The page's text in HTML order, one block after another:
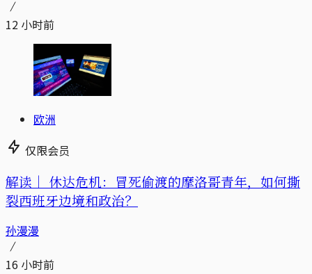
12 小时前
欧洲
仅限会员
解读｜ 休达危机：冒死偷渡的摩洛哥青年，如何撕
裂西班牙边境和政治？
孙漫漫
16 小时前